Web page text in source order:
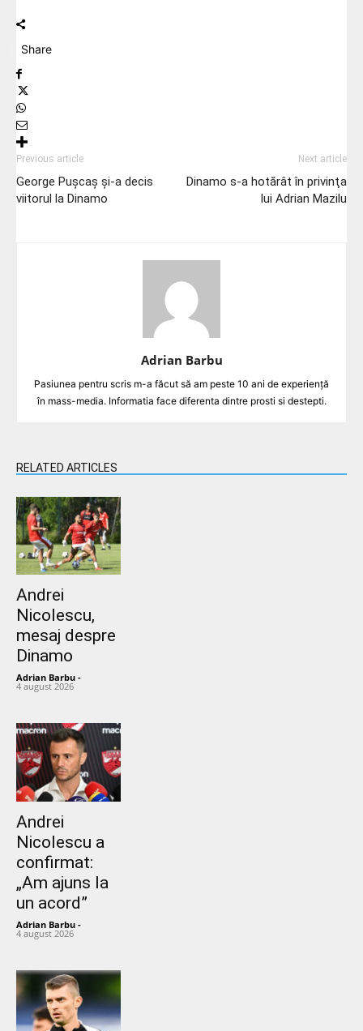
Share
Previous article
George Pușcaș și-a decis
viitorul la Dinamo
Next article
Dinamo s-a hotărât în privinţa
lui Adrian Mazilu
Adrian Barbu
Pasiunea pentru scris m-a făcut să am peste 10 ani de experiență
în mass-media. Informatia face diferenta dintre prosti si destepti.
RELATED ARTICLES
Andrei
Nicolescu,
mesaj despre
Dinamo
Adrian Barbu -
4 august 2026
Andrei
Nicolescu a
confirmat:
„Am ajuns la
un acord”
Adrian Barbu -
4 august 2026